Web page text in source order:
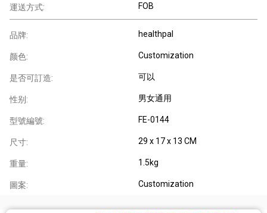
運送方式: FOB
品牌: healthpal
颜色: Customization
是否可訂造: 可以
性别: 男女通用
型號編號: FE-0144
尺寸: 29 x 17 x 13 CM
重量: 1.5kg
圖案: Customization